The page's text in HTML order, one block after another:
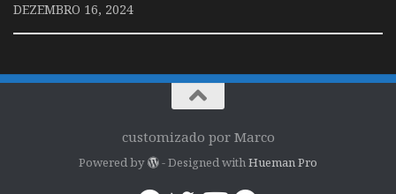
DEZEMBRO 16, 2024
customizado por Marco
Powered by - Designed withHueman Pro